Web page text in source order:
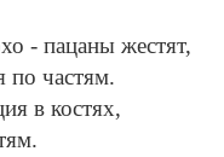
- пацаны жестят,
по частям.
в костях,